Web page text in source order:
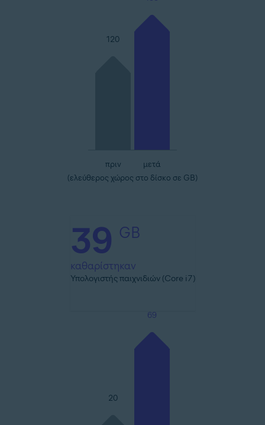
120
πριν
μετά
(ελεύθερος χώρος στο δίσκο σε GB)
39 GB
καθαρίστηκαν
Υπολογιστής παιχνιδιών (Core i7)
20
69